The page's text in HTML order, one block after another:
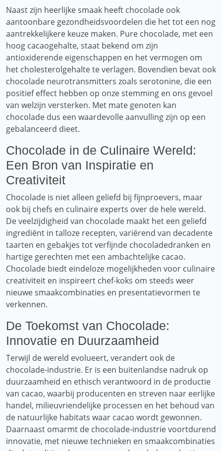
Naast zijn heerlijke smaak heeft chocolade ook
aantoonbare gezondheidsvoordelen die het tot een nog
aantrekkelijkere keuze maken. Pure chocolade, met een
hoog cacaogehalte, staat bekend om zijn
antioxiderende eigenschappen en het vermogen om
het cholesterolgehalte te verlagen. Bovendien bevat ook
chocolade neurotransmitters zoals serotonine, die een
positief effect hebben op onze stemming en ons gevoel
van welzijn versterken. Met mate genoten kan
chocolade dus een waardevolle aanvulling zijn op een
gebalanceerd dieet.
Chocolade in de Culinaire Wereld:
Een Bron van Inspiratie en
Creativiteit
Chocolade is niet alleen geliefd bij fijnproevers, maar
ook bij chefs en culinaire experts over de hele wereld.
De veelzijdigheid van chocolade maakt het een geliefd
ingrediënt in talloze recepten, variërend van decadente
taarten en gebakjes tot verfijnde chocoladedranken en
hartige gerechten met een ambachtelijke cacao.
Chocolade biedt eindeloze mogelijkheden voor culinaire
creativiteit en inspireert chef-koks om steeds weer
nieuwe smaakcombinaties en presentatievormen te
verkennen.
De Toekomst van Chocolade:
Innovatie en Duurzaamheid
Terwijl de wereld evolueert, verandert ook de
chocolade-industrie. Er is een buitenlandse nadruk op
duurzaamheid en ethisch verantwoord in de productie
van cacao, waarbij producenten en streven naar eerlijke
handel, milieuvriendelijke processen en het behoud van
de natuurlijke habitats waar cacao wordt gewonnen.
Daarnaast omarmt de chocolade-industrie voortdurend
innovatie, met nieuwe technieken en smaakcombinaties